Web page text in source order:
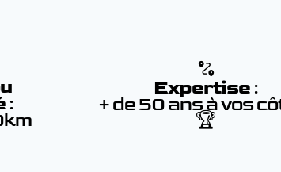
:
Expertise :
+ de 50 ans à vos
🏆